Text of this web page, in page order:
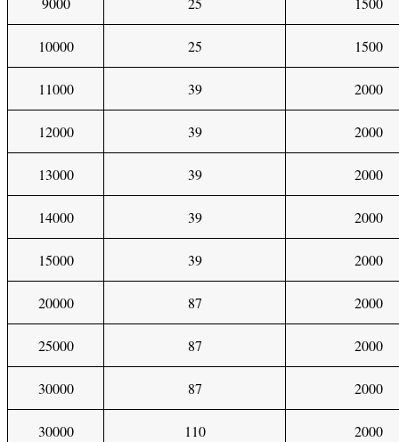
10000 25 1500
11000 39 2000
12000 39 2000
13000 39 2000
14000 39 2000
15000 39 2000
20000 87 2000
25000 87 2000
30000 87 2000
30000 110 2000